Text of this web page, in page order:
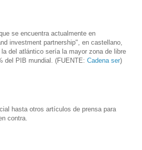
se encuentra actualmente en
investment partnership", en castellano,
del atlántico sería la mayor zona de libre
del PIB mundial. (FUENTE: Cadena ser)
hasta otros artículos de prensa para
contra.